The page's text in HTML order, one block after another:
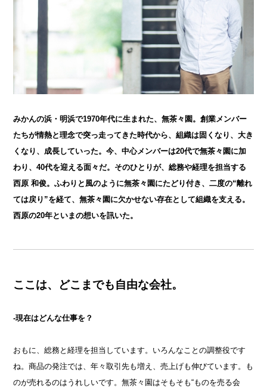
みかんの浜・明浜で1970年代に生まれた、無茶々園。創業メンバー
たちが情熱と理念で突っ走ってきた時代から、組織は固くなり、大き
くなり、成長していった。今、中心メンバーは20代で無茶々園に加
わり、40代を迎える面々だ。そのひとりが、総務や経理を担当する
西原 和俊。ふわりと風のように無茶々園にたどり付き、二度の“離れ
ては戻り”を経て、無茶々園に欠かせない存在として組織を支える。
西原の20年といまの想いを訊いた。
ここは、どこまでも自由な会社。
-現在はどんな仕事を？
おもに、総務と経理を担当しています。いろんなことの調整役です
ね。商品の発注では、年々取引先も増え、売上げも伸びています。も
のが売れるのはうれしいです。無茶々園はそもそも“ものを売る会